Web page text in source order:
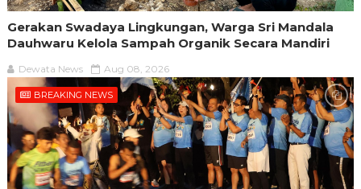
Gerakan Swadaya Lingkungan, Warga Sri Mandala
Dauhwaru Kelola Sampah Organik Secara Mandiri
Dewata News Aug 08, 2026
BREAKING NEWS